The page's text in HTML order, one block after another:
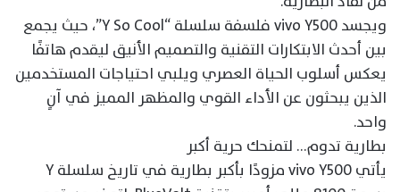
ويجسد vivo Y500 فلسفة سلسلة “Y So Cool”، حيث يجمع
بين أحدث الابتكارات التقنية والتصميم الأنيق ليقدم هاتفًا
يعكس أسلوب الحياة العصري ويلبي احتياجات المستخدمين
الذين يبحثون عن الأداء القوي والمظهر المميز في آنٍ
واحد.
بطارية تدوم… لتمنحك حرية أكبر
يأتي vivo Y500 مزودًا بأكبر بطارية في تاريخ سلسلة Y